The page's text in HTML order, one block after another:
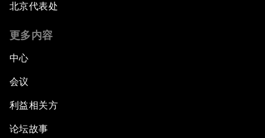
北京代表处
更多内容
中心
会议
利益相关方
论坛故事